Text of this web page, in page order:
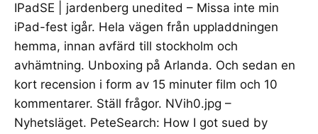
IPadSE | jardenberg unedited – Missa inte min
iPad-fest igår. Hela vägen från uppladdningen
hemma, innan avfärd till stockholm och
avhämtning. Unboxing på Arlanda. Och sedan en
kort recension i form av 15 minuter film och 10
kommentarer. Ställ frågor. NVih0.jpg –
Nyhetsläget. PeteSearch: How I got sued by